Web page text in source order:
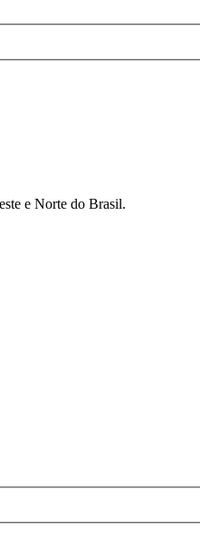
e Norte do Brasil.